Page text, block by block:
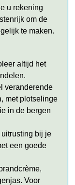
u rekening
om de
te maken.
altijd het
veranderende
met plotselinge
in de bergen
bij je
een goede
Voor